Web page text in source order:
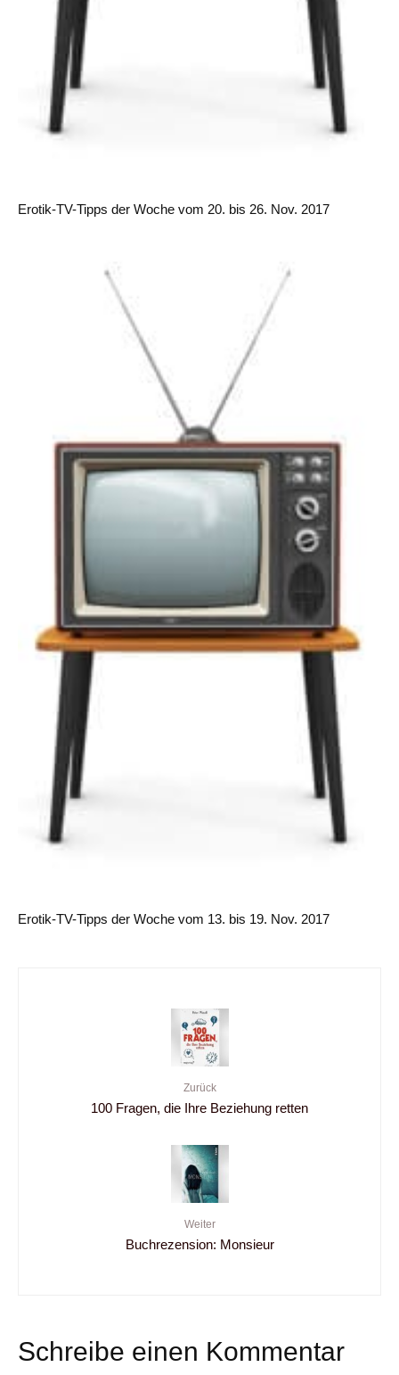
Erotik-TV-Tipps der Woche vom 20. bis 26. Nov. 2017
Erotik-TV-Tipps der Woche vom 13. bis 19. Nov. 2017
Zurück
100 Fragen, die Ihre Beziehung retten
Weiter
Buchrezension: Monsieur
Schreibe einen Kommentar